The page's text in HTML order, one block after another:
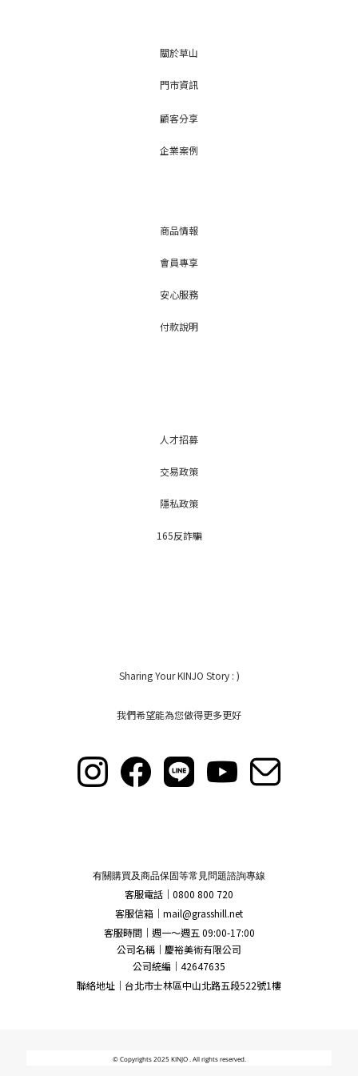
關於草山
門市資訊
顧客分享
企業案例
商品情報
會員專享
安心服務
付款說明
人才招募
交易政策
隱私政策
165反詐騙
Sharing Your KINJO Story : )
我們希望能為您做得更多更好
有關購買及商品保固等常見問題諮詢專線
客服電話｜0800 800 720
客服信箱｜ mail@grasshill.net
客服時間｜週一～週五 09:00-17:00
公司名稱｜慶裕美術有限公司
公司統編｜42647635
聯絡地址｜台北市士林區中山北路五段522號1樓
© Copyrights 2025 KINJO . All rights reserved.